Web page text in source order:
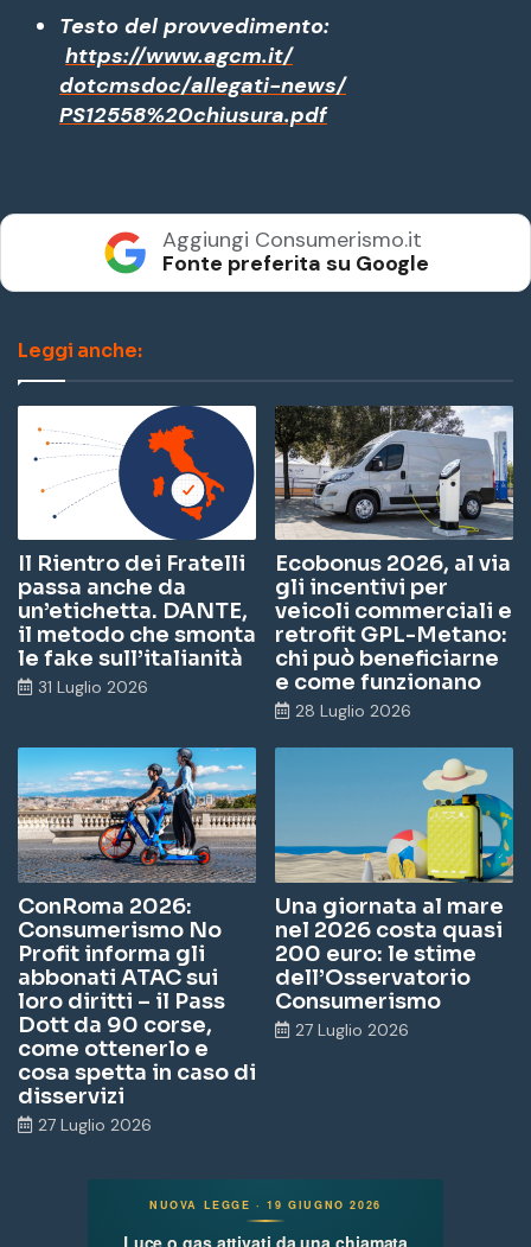
Testo del provvedimento:
https://www.agcm.it/
dotcmsdoc/allegati-news/
PS12558%20chiusura.pdf
Aggiungi Consumerismo.it
Fonte preferita su Google
Leggi anche:
Il Rientro dei Fratelli
passa anche da
un’etichetta. DANTE,
il metodo che smonta
le fake sull’italianità
31 Luglio 2026
Ecobonus 2026, al via
gli incentivi per
veicoli commerciali e
retrofit GPL-Metano:
chi può beneficiarne
e come funzionano
28 Luglio 2026
ConRoma 2026:
Consumerismo No
Profit informa gli
abbonati ATAC sui
loro diritti – il Pass
Dott da 90 corse,
come ottenerlo e
cosa spetta in caso di
disservizi
27 Luglio 2026
Una giornata al mare
nel 2026 costa quasi
200 euro: le stime
dell’Osservatorio
Consumerismo
27 Luglio 2026